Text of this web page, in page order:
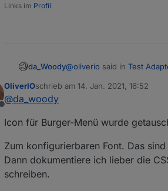
Links im Profil
da_Woody@oliverio said in Test
ich glaub, die AW kannst
Offline
OliverIOschrieb am 14. Jan. 2021, 16:52
zuletzt editiert von
@da_woody
Icon für Burger-Menü wurde
Zum konfigurierbaren Font. Das
Dann dokumentiere ich lieber die
schreiben.